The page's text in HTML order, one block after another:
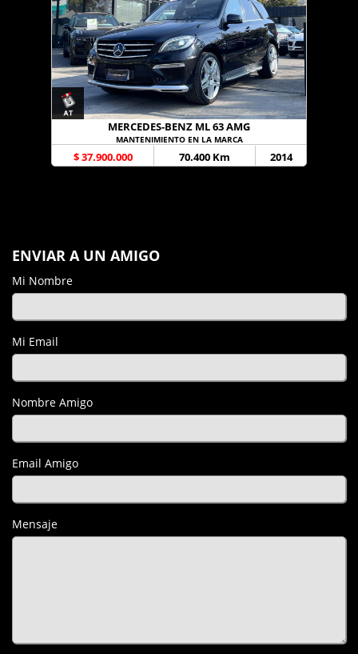
MERCEDES-BENZ ML 63 AMG
MANTENIMIENTO EN LA MARCA
$ 37.900.000 70.400 Km 2014
ENVIAR A UN AMIGO
Mi Nombre
Mi Email
Nombre Amigo
Email Amigo
Mensaje